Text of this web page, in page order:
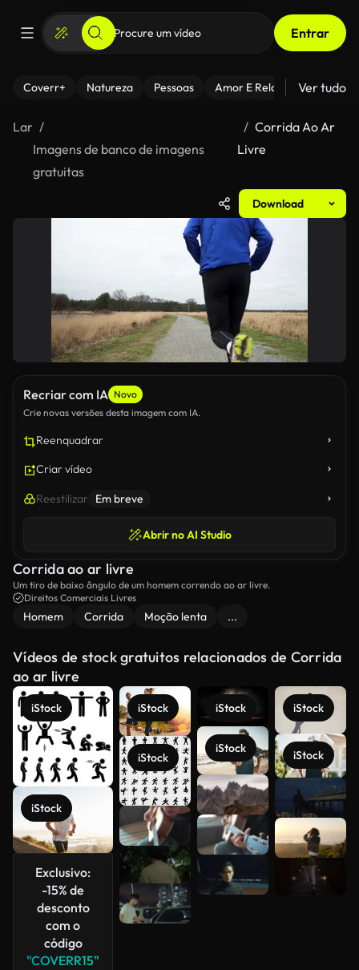
Entrar
Coverr+ Natureza Pessoas Amor E Relacionamentos
Ver tudo
Lar
Imagens de banco de imagens
gratuitas
Corrida Ao Ar
Livre
Download
Recriar com IA Novo
Crie novas versões desta imagem com IA.
Reenquadrar
Criar vídeo
Reestilizar Em breve
Abrir no AI Studio
Corrida ao ar livre
Um tiro de baixo ângulo de um homem correndo ao ar livre.
Direitos Comerciais Livres
Homem Corrida Moção lenta ...
Vídeos de stock gratuitos relacionados de Corrida
ao ar livre
iStock
iStock
Exclusivo:
-15% de
desconto
com o
código
"COVERR15"
iStock
iStock
iStock
iStock
iStock
iStock
Veja mais